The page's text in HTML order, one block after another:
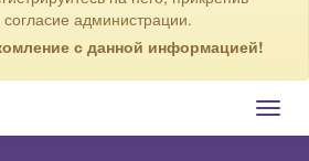
администрации.
с данной информацией!